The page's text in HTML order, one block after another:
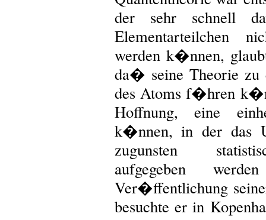
der sehr schnell
Elementarteilchen
werden k�nnen,
da� seine Theorie zu
des Atoms f�hren
Hoffnung, eine
k�nnen, in der das
zugunsten
aufgegeben
Ver�ffentlichung
besuchte er in